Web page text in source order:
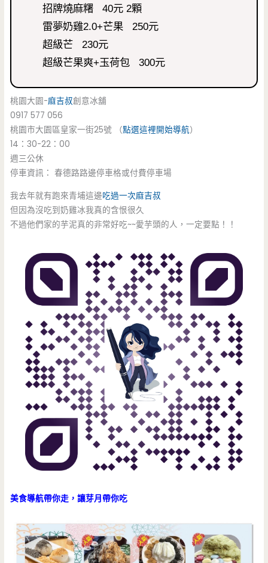
招牌燒麻糬 40元 2顆
雷夢奶雞2.0+芒果 250元
超級芒 230元
超級芒果爽+玉荷包 300元
桃園大園-麻吉叔創意冰舖
0917 577 056
桃園市大園區皇家一街25號 （點選這裡開始導航）
14：30-22：00
週三公休
停車資訊： 春德路路邊停車格或付費停車場
我去年就有跑來青埔這邊吃過一次麻吉叔
但因為沒吃到奶雞冰我真的含恨很久
不過他們家的芋泥真的非常好吃~~愛芋頭的人，一定要點！！
美食導航帶你走，讓芽月帶你吃